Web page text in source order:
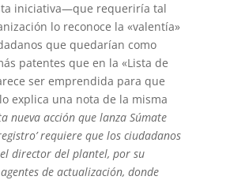
iniciativa—que requeriría tal
lo reconoce la «valentía»
que quedarían como
patentes que en la «Lista de
ser emprendida para que
explica una nota de la misma
nueva acción que lanza Súmate
requiere que los ciudadanos
director del plantel, por su
de actualización, donde